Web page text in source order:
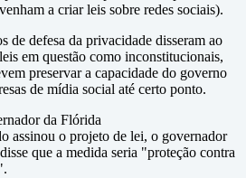
a criar leis sobre redes sociais).
de defesa da privacidade disseram ao
em questão como inconstitucionais,
preservar a capacidade do governo
de mídia social até certo ponto.
da Flórida
assinou o projeto de lei, o governador
que a medida seria "proteção contra